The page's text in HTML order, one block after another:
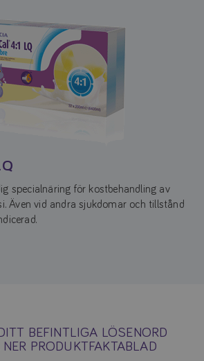
specialnäring för kostbehandling av
Även vid andra sjukdomar och tillstånd
BEFINTLIGA LÖSENORD
PRODUKTFAKTABLAD